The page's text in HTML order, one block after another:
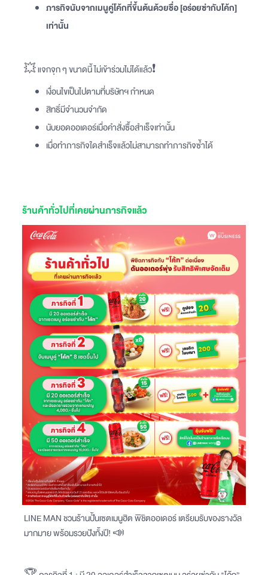
ภารกิจนับจากเมนูคู่โค้กที่ขึ้นต้นด้วยชื่อ [อร่อยซ่ากับโค้ก]
เท่านั้น
💥 แจกจุก ๆ ขนาดนี้ ไม่เข้าร่วมไม่ได้แล้ว❗️
เงื่อนไขเป็นไปตามที่บริษัทฯ​ กำหนด
สิทธิ์มีจำนวนจำกัด
นับยอดออเดอร์เมื่อคำสั่งซื้อสำเร็จเท่านั้น
เมื่อทำภารกิจใดสำเร็จแล้วไม่สามารถทำภารกิจซ้ำได้
ร้านค้าทั่วไปที่เคยผ่านภารกิจแล้ว
LINE MAN ชวนร้านปั้นเซตเมนูฮิต พิชิตออเดอร์ เตรียมรับของรางวัล
มากมาย พร้อมรวยปังทั้งปี! 📣